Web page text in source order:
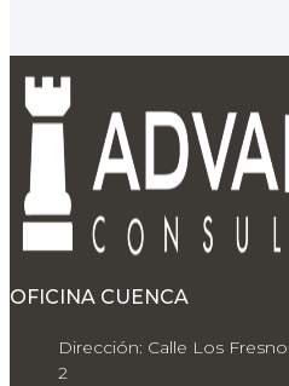
OFICINA CUENCA
Dirección: Calle Los
2